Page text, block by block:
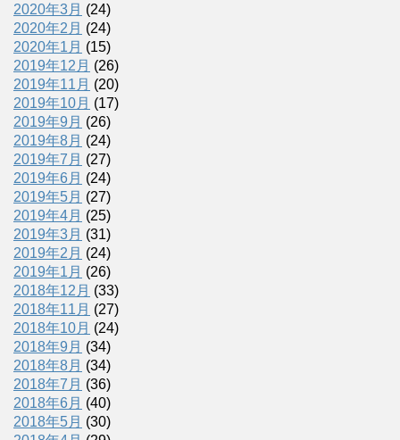
2020年3月 (24)
2020年2月 (24)
2020年1月 (15)
2019年12月 (26)
2019年11月 (20)
2019年10月 (17)
2019年9月 (26)
2019年8月 (24)
2019年7月 (27)
2019年6月 (24)
2019年5月 (27)
2019年4月 (25)
2019年3月 (31)
2019年2月 (24)
2019年1月 (26)
2018年12月 (33)
2018年11月 (27)
2018年10月 (24)
2018年9月 (34)
2018年8月 (34)
2018年7月 (36)
2018年6月 (40)
2018年5月 (30)